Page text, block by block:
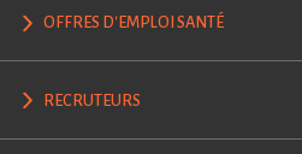
OFFRES D'EMPLOI SANTÉ
RECRUTEURS